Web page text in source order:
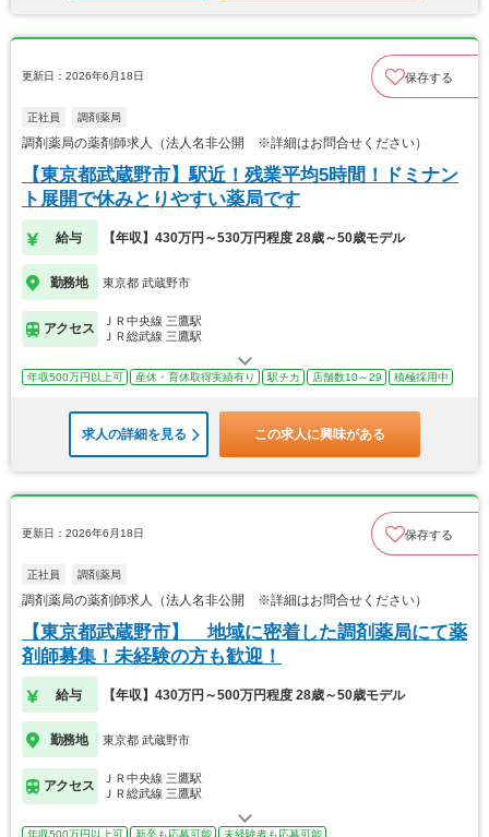
更新日：2026年6月18日 保存する
正社員 調剤薬局
調剤薬局の薬剤師求人（法人名非公開 ※詳細はお問合せください）
【東京都武蔵野市】駅近！残業平均5時間！ドミナン
ト展開で休みとりやすい薬局です
給与 【年収】430万円～530万円程度 28歳～50歳モデル
勤務地 東京都 武蔵野市
アクセス
ＪＲ中央線 三鷹駅
ＪＲ総武線 三鷹駅
年収500万円以上可 産休・育休取得実績有り 駅チカ 店舗数10～29 積極採用中
求人の詳細を見る この求人に興味がある
更新日：2026年6月18日 保存する
正社員 調剤薬局
調剤薬局の薬剤師求人（法人名非公開 ※詳細はお問合せください）
【東京都武蔵野市】 地域に密着した調剤薬局にて薬
剤師募集！未経験の方も歓迎！
給与 【年収】430万円～500万円程度 28歳～50歳モデル
勤務地 東京都 武蔵野市
アクセス
ＪＲ中央線 三鷹駅
ＪＲ総武線 三鷹駅
年収500万円以上可 新卒も応募可能
未経験者も応募可能